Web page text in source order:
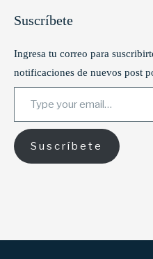
Suscríbete
Ingresa tu correo para
notificaciones de nuevos post
Type your email…
Suscríbete